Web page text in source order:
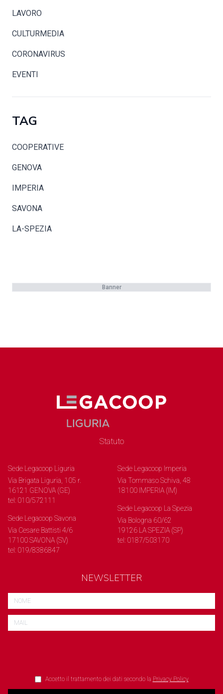
LAVORO
CULTURMEDIA
CORONAVIRUS
EVENTI
TAG
COOPERATIVE
GENOVA
IMPERIA
SAVONA
LA-SPEZIA
Banner
Statuto
Sede Legacoop Liguria
Via Brigata Liguria, 105 r.
16121 GENOVA (GE)
tel: 010/572111
Sede Legacoop Savona
Via Cesare Battisti 4/6
17100 SAVONA (SV)
tel: 019/8386847
Sede Legacoop Imperia
Via Tommaso Schiva, 48
18100 IMPERIA (IM)
Sede Legacoop La Spezia
Via Bologna 60/62
19126 LA SPEZIA (SP)
tel: 0187/503170
NEWSLETTER
Accetto il trattamento dei dati secondo la Privacy Policy